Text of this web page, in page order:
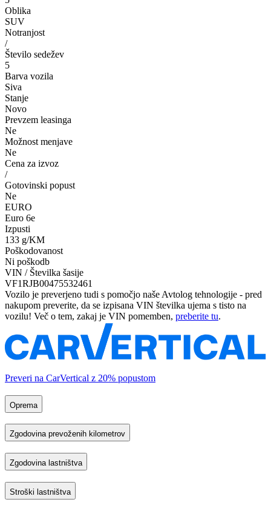
Oblika
SUV
Notranjost
/
Število sedežev
5
Barva vozila
Siva
Stanje
Novo
Prevzem leasinga
Ne
Možnost menjave
Ne
Cena za izvoz
/
Gotovinski popust
Ne
EURO
Euro 6e
Izpusti
133 g/KM
Poškodovanost
Ni poškodb
VIN / Številka šasije
VF1RJB00475532461
Vozilo je preverjeno tudi s pomočjo naše Avtolog tehnologije - pred
nakupom preverite, da se izpisana VIN številka ujema s tisto na
vozilu! Več o tem, zakaj je VIN pomemben, preberite tu.
Preveri na CarVertical z 20% popustom
Oprema
Zgodovina prevoženih kilometrov
Zgodovina lastništva
Stroški lastništva